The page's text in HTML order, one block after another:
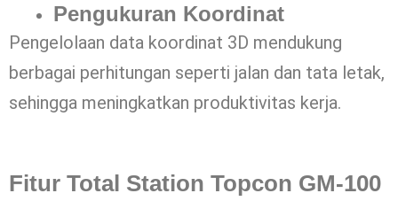
Pengukuran Koordinat
Pengelolaan data koordinat 3D mendukung
berbagai perhitungan seperti jalan dan tata letak,
sehingga meningkatkan produktivitas kerja.
Fitur Total Station Topcon GM-100